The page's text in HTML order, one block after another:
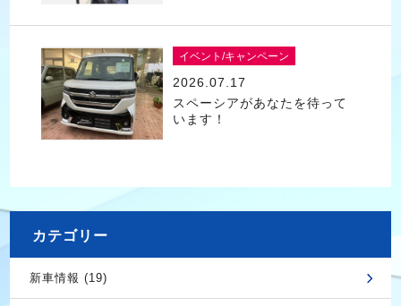
イベント/キャンペーン
2026.07.17
スペーシアがあなたを待って
います！
カテゴリー
新車情報 (19)